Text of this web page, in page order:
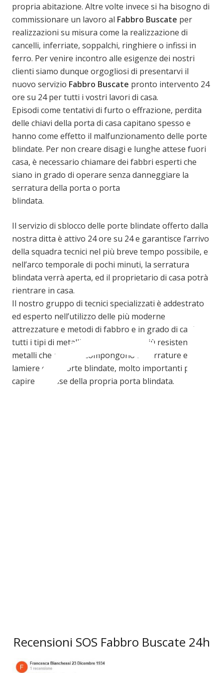
propria abitazione. Altre volte invece si ha bisogno di
commissionare un lavoro al Fabbro Buscate per
realizzazioni su misura come la realizzazione di
cancelli, inferriate, soppalchi, ringhiere o infissi in
ferro. Per venire incontro alle esigenze dei nostri
clienti siamo dunque orgogliosi di presentarvi il
nuovo servizio Fabbro Buscate pronto intervento 24
ore su 24 per tutti i vostri lavori di casa.
Episodi come tentativi di furto o effrazione, perdita
delle chiavi della porta di casa capitano spesso e
hanno come effetto il malfunzionamento delle porte
blindate. Per non creare disagi e lunghe attese fuori
casa, è necessario chiamare dei fabbri esperti che
siano in grado di operare senza danneggiare la
serratura della porta o porta
blindata.
Il servizio di sblocco delle porte blindate offerto dalla
nostra ditta è attivo 24 ore su 24 e garantisce l’arrivo
della squadra tecnici nel più breve tempo possibile, e
nell’arco temporale di pochi minuti, la serratura
blindata verrà aperta, ed il proprietario di casa potrà
rientrare in casa.
Il nostro gruppo di tecnici specializzati è addestrato
ed esperto nell’utilizzo delle più moderne
attrezzature e metodi di fabbro e in grado di capire
tutti i tipi di metalli dai più deboli ai più resistenti,
metalli che alla fine compongono le serrature e le
lamiere delle porte blindate, molto importanti per
capire la classe della propria porta blindata.
Recensioni SOS Fabbro Buscate 24h